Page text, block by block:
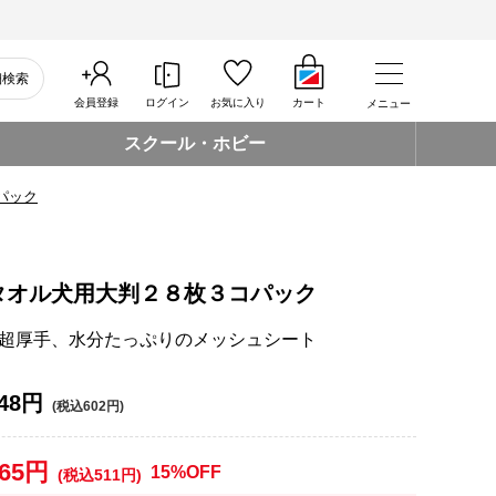
索
会員登録 ログイン お気に入り カート メニュー
スクール・ホビー
ック
ル犬用大判２８枚３コパック
厚手、水分たっぷりのメッシュシート
円 (税込602円)
円 (税込511円) 15%OFF